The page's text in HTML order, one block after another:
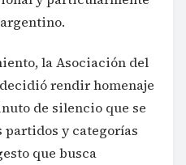
la Asociación del
rendir homenaje
de silencio que se
partidos y categorías
que busca